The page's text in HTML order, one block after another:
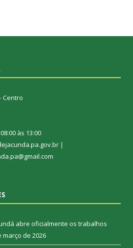
Centro
às 13:00
|
abre oficialmente os trabalhos
março de 2026